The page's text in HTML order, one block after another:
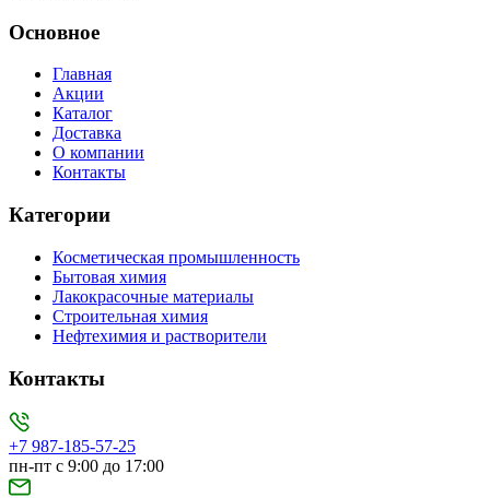
Основное
Главная
Акции
Каталог
Доставка
О компании
Контакты
Категории
Косметическая промышленность
Бытовая химия
Лакокрасочные материалы
Строительная химия
Нефтехимия и растворители
Контакты
+7 987-185-57-25
пн-пт с 9:00 до 17:00